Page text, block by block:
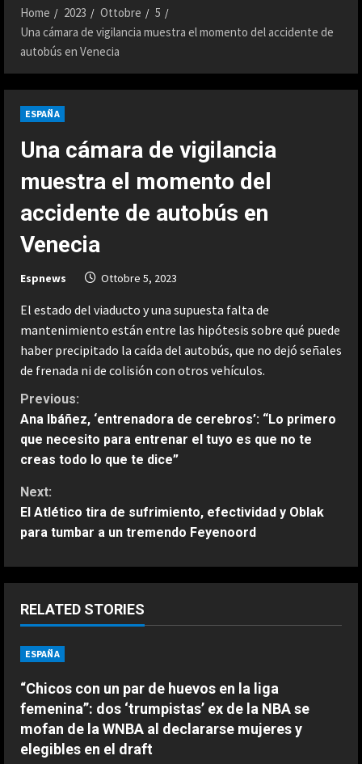
Home 2023 Ottobre
5
Una cámara de vigilancia muestra el momento del accidente de
autobús en Venecia
ESPAÑA
Una cámara de vigilancia
muestra el momento del
accidente de autobús en
Venecia
Espnews Ottobre 5, 2023
El estado del viaducto y una supuesta falta de
mantenimiento están entre las hipótesis sobre qué puede
haber precipitado la caída del autobús, que no dejó señales
de frenada ni de colisión con otros vehículos.
C
o
n
t
i
n
u
e
R
e
a
Previous:
Ana Ibáñez, ‘entrenadora de cerebros’: “Lo primero
que necesito para entrenar el tuyo es que no te
creas todo lo que te dice”
Next:
El Atlético tira de sufrimiento, efectividad y Oblak
para tumbar a un tremendo Feyenoord
RELATED STORIES
ESPAÑA
“Chicos con un par de huevos en la liga
femenina”: dos ‘trumpistas’ ex de la NBA se
mofan de la WNBA al declararse mujeres y
elegibles en el draft
2
ESPAÑA
Bezzecchi se derrumba; tremendo
su sufrimiento en Silverstone: “Me
van a ayudar a subir a la moto”